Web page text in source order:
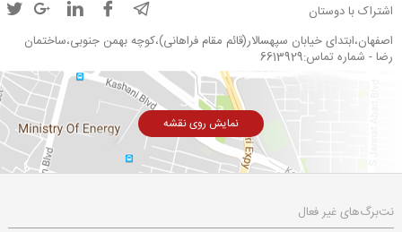
اشتراک با دوستان
اصفهان،ابتدای خیابان سپهسالار(قائم مقام فراهانی)،کوچه بهمن جنوبی،ساختمان
رضا - شماره تماس:6613929
نمایش روی نقشه
نت‌برگ‌های غیر فعال